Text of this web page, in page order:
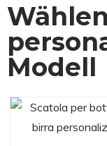
Modell